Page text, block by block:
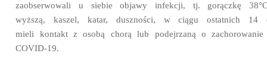
zaobserwowali u siebie objawy infekcji, tj. gorączkę
wyższą, kaszel, katar, duszności, w ciągu ostatnich 14
mieli kontakt z osobą chorą lub podejrzaną o zachorowanie
COVID-19.